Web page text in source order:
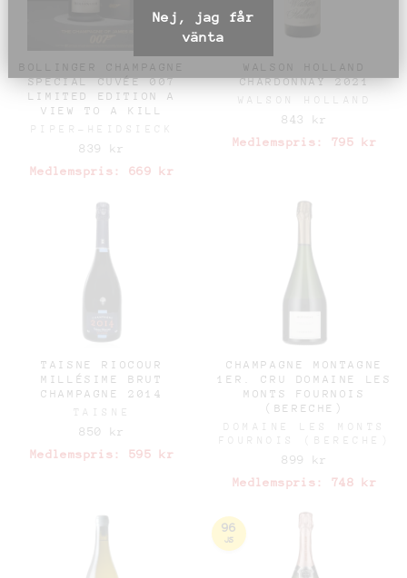
BOLLINGER CHAMPAGNE
SPECIAL CUVÉE 007
LIMITED EDITION A
VIEW TO A KILL
PIPER-HEIDSIECK
839 kr
Medlemspris:
669 kr
WALSON HOLLAND
CHARDONNAY 2021
WALSON HOLLAND
843 kr
Medlemspris:
795 kr
TAISNE RIOCOUR
MILLÉSIME BRUT
CHAMPAGNE 2014
TAISNE
850 kr
Medlemspris:
595 kr
CHAMPAGNE MONTAGNE
1ER. CRU DOMAINE LES
MONTS FOURNOIS
(BERECHE)
DOMAINE LES MONTS
FOURNOIS (BERECHE)
899 kr
Medlemspris:
748 kr
96
JS
Nej, jag får
vänta